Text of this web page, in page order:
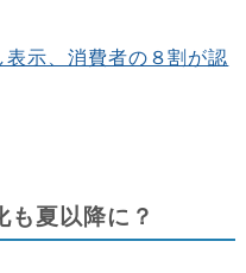
表示、消費者の８割が認
も夏以降に？